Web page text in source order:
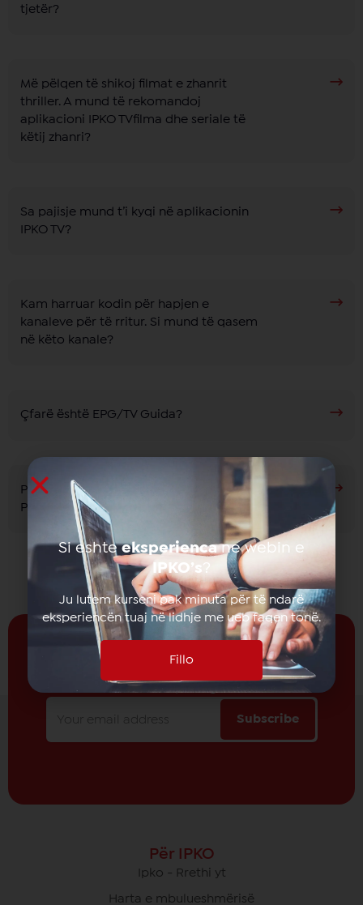
tjetër?
Më pëlqen të shikoj filmat e zhanrit
thriller. A mund të rekomandoj
aplikacioni IPKO TVfilma dhe seriale të
këtij zhanri?
Sa pajisje mund t’i kyqi në aplikacionin
IPKO TV?
Kam harruar kodin për hapjen e
kanaleve për të rritur. Si mund të qasem
në këto kanale?
Çfarë është EPG/TV Guida?
Per çfarë shërben NPVR (Network
Personal Video Record)?
Prano të rejat nga
Subscribe
Për IPKO
Ipko - Rrethi yt
Harta e mbulueshmërisë
Si eshteeksperiencane webin e
IPKO’s?
Ju lutem kurseni pak minuta për të ndarë
eksperiencën tuaj në lidhje me ueb faqen tonë.
Fillo